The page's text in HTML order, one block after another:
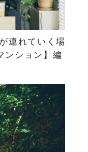
連れていく場
ンション】編